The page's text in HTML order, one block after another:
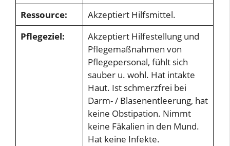
Ressource:
Akzeptiert Hilfsmittel.
Pflegeziel:
Akzeptiert Hilfestellung und
Pflegemaßnahmen von
Pflegepersonal, fühlt sich
sauber u. wohl. Hat intakte
Haut. Ist schmerzfrei bei
Darm- / Blasenentleerung, hat
keine Obstipation. Nimmt
keine Fäkalien in den Mund.
Hat keine Infekte.